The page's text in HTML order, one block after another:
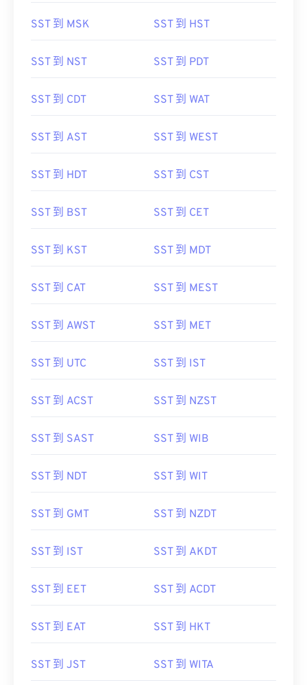
SST 到 MSK SST 到 HST
SST 到 NST SST 到 PDT
SST 到 CDT SST 到 WAT
SST 到 AST SST 到 WEST
SST 到 HDT SST 到 CST
SST 到 BST SST 到 CET
SST 到 KST SST 到 MDT
SST 到 CAT SST 到 MEST
SST 到 AWST SST 到 MET
SST 到 UTC SST 到 IST
SST 到 ACST SST 到 NZST
SST 到 SAST SST 到 WIB
SST 到 NDT SST 到 WIT
SST 到 GMT SST 到 NZDT
SST 到 IST SST 到 AKDT
SST 到 EET SST 到 ACDT
SST 到 EAT SST 到 HKT
SST 到 JST SST 到 WITA